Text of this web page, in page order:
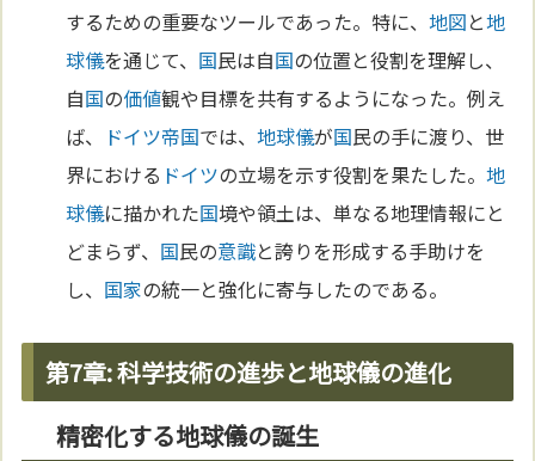
するための重要なツールであった。特に、地図と地
球儀を通じて、 国民は自国の位置と役割を理解し、
自国の価値観や目標を共有するようになった。例え
ば、 ドイツ帝国では、地球儀が国民の手に渡り、世
界における ドイツの立場を示す役割を果たした。地
球儀に描かれた国境や領土は、単なる地理情報にと
どまらず、 国民の意識と誇りを形成する手助けを
し、 国家の統一と強化に寄与したのである。
第7章: 科学技術の進歩と地球儀の進化
精密化する地球儀の誕生